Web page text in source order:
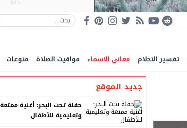
تفسير الاحلام معاني الاسماء مواقيت الصلاة
منوعات
جديد الموقع
حفلة تحت البحر: أغنية ممتعة
وتعليمية للأطفال